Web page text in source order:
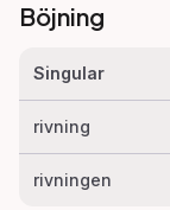
Böjning
Singular
rivning
rivningen